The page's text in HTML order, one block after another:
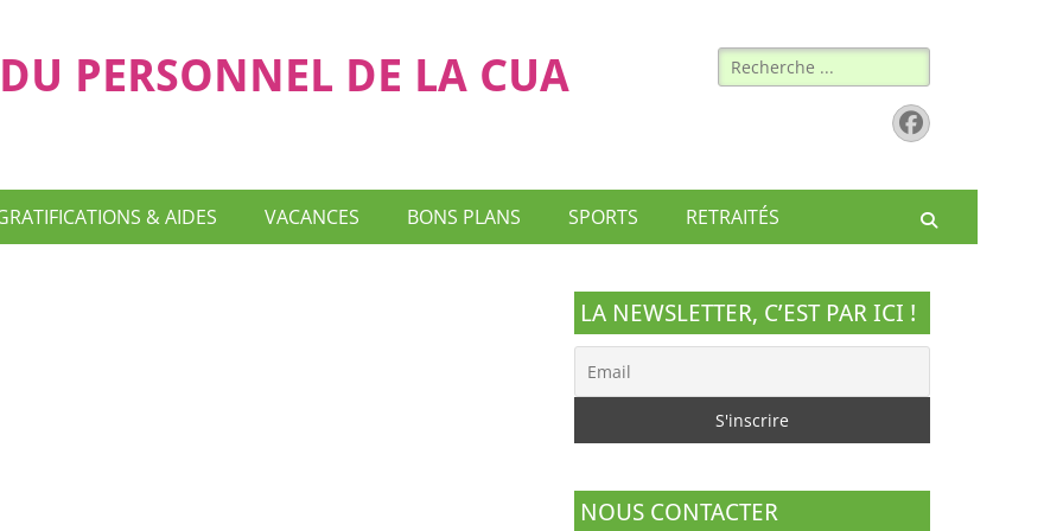
PERSONNEL DE LA CUA Rechercher :
Facebook
& AIDES VACANCES BONS PLANS SPORTS RETRAITÉS
LA NEWSLETTER, C’EST PAR ICI !
NOUS CONTACTER